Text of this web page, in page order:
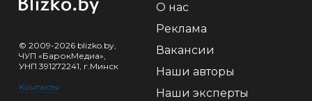
© 2009-2026 blizko.by,
ЧУП «БарокМедиа»,
УНП 391272241, г.Минск
Контакты
О нас
Реклама
Вакансии
Наши авторы
Наши эксперты